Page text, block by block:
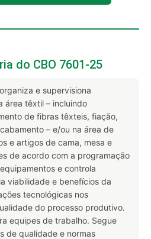
do CBO 7601-25
organiza e supervisiona
área têxtil – incluindo
de fibras têxteis, fiação,
– e/ou na área de
e artigos de cama, mesa e
de acordo com a programação
e controla
viabilidade e benefícios da
tecnológicas nos
do processo produtivo.
equipes de trabalho. Segue
de qualidade e normas